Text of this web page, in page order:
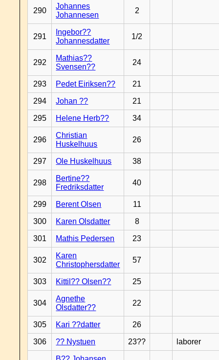
290
Johannes
Johannesen
2
291
Ingebor??
Johannesdatter
1/2
292
Mathias??
Svensen??
24
293 Pedet Eiriksen?? 21
294 Johan ?? 21
295 Helene Herb?? 34
296
Christian
Huskelhuus
26
297 Ole Huskelhuus 38
298
Bertine??
Fredriksdatter
40
299 Berent Olsen 11
300 Karen Olsdatter 8
301 Mathis Pedersen 23
302
Karen
Christophersdatter
57
303 Kittil?? Olsen?? 25
304
Agnethe
Olsdatter??
22
305 Kari ??datter 26
306 ?? Nystuen 23?? laborer